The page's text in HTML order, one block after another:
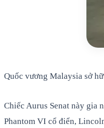
Quốc vương Malaysia sở
Chiếc Aurus Senat này gia
Phantom VI cổ điển,